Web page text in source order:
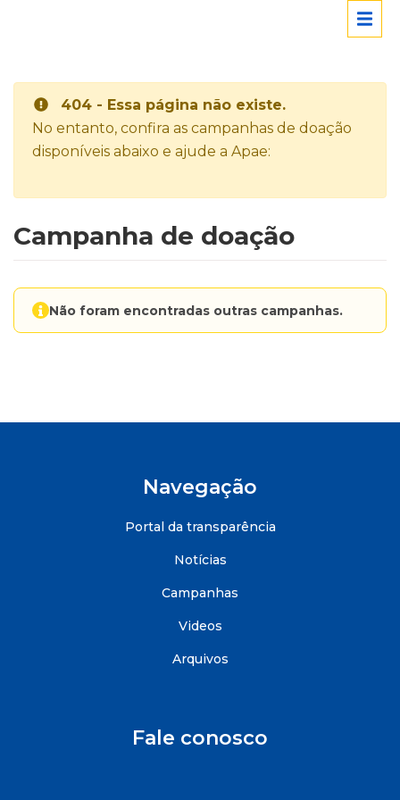
404 - Essa página não existe.
No entanto, confira as campanhas de doação
disponíveis abaixo e ajude a Apae:
Campanha de doação
Não foram encontradas outras campanhas.
Navegação
Portal da transparência
Notícias
Campanhas
Videos
Arquivos
Fale conosco